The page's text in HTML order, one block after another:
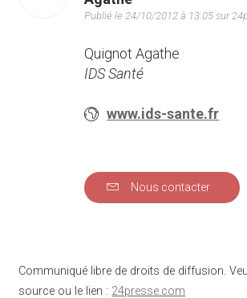
Publié le 24/10/2012 à 13:05 sur
Quignot Agathe
IDS Santé
www.ids-sante.fr
Nous contacter
Communiqué libre de droits de diffusion.
source ou le lien : 24presse.com